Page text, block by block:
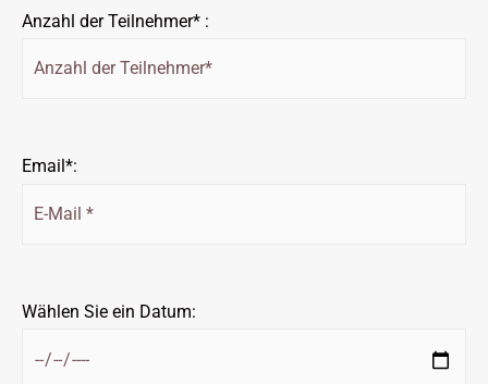
Anzahl der Teilnehmer* :
Email*:
Wählen Sie ein Datum: